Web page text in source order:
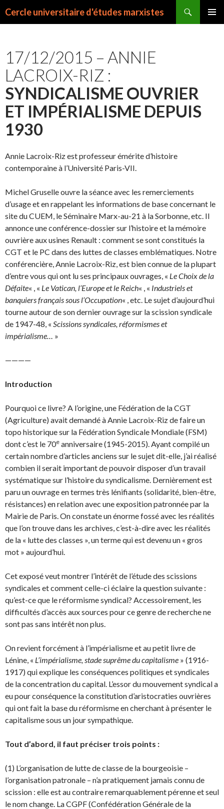
Cercle universitaire d'études marxistes
17/12/2015 – ANNIE
LACROIX-RIZ :
SYNDICALISME OUVRIER
ET IMPÉRIALISME DEPUIS
1930
Annie Lacroix-Riz est professeur émérite d’histoire
contemporaine à l’Université Paris-VII.
Michel Gruselle ouvre la séance avec les remerciements
d’usage et en rappelant les informations de base concernant le
site du CUEM, le Séminaire Marx-au-21 à la Sorbonne, etc. Il
annonce une conférence-dossier sur l’histoire et la mémoire
ouvrière aux usines Renault : comment se sont constitués la
CGT et le PC dans des luttes de classes emblématiques. Notre
conférencière, Annie Lacroix-Riz, est bien connue de la plupart
d’entre vous qui ont lu ses principaux ouvrages, « Le Choix de la
Défaite« , « Le Vatican, l’Europe et le Reich« , « Industriels et
banquiers français sous l’Occupation« , etc. Le sujet d’aujourd’hui
tourne autour de son dernier ouvrage sur la scission syndicale
de 1947-48, « Scissions syndicales, réformismes et
impérialisme… »
————
Introduction
Pourquoi ce livre? A l’origine, une Fédération de la CGT
(Agriculture) avait demandé à Annie Lacroix-Riz de faire un
topo historique sur la Fédération Syndicale Mondiale (FSM)
dont c’est le 70e anniversaire (1945-2015). Ayant compilé un
certain nombre d’articles anciens sur le sujet dit-elle, j’ai réalisé
combien il serait important de pouvoir disposer d’un travail
systématique sur l’histoire du syndicalisme. Dernièrement est
paru un ouvrage en termes très lénifiants (solidarité, bien-être,
résistances) en relation avec une exposition patronnée par la
Mairie de Paris. On constate un énorme fossé avec les réalités
que l’on trouve dans les archives, c’est-à-dire avec les réalités
de la « lutte des classes », un terme qui est devenu un « gros
mot » aujourd’hui.
Cet exposé veut montrer l’intérêt de l’étude des scissions
syndicales et comment celle-ci éclaire la question suivante :
qu’est-ce que le réformisme syndical? Accessoirement, les
difficultés d’accès aux sources pour ce genre de recherche ne
sont pas sans intérêt non plus.
On revient forcément à l’impérialisme et au petit livre de
Lénine, « L’impérialisme, stade suprême du capitalisme » (1916-
1917) qui explique les conséquences politiques et syndicales
de la concentration du capital. L’essor du mouvement syndical a
eu pour conséquence la constitution d’aristocraties ouvrières
qui ont fait la base du réformisme en cherchant à présenter le
capitalisme sous un jour sympathique.
Tout d’abord, il faut préciser trois points :
(1) L’organisation de lutte de classe de la bourgeoisie –
l’organisation patronale – n’a pratiquement jamais connu de
scission : elle est au contraire remarquablement pérenne et seul
le nom change. La CGPF (Confédération Générale de la